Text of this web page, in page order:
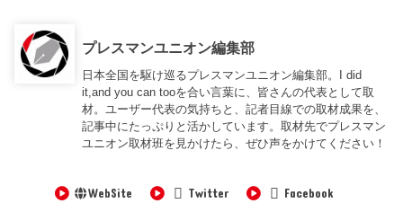
プレスマンユニオン編集部
日本全国を駆け巡るプレスマンユニオン編集部。I did
it,and you can tooを合い言葉に、皆さんの代表として取
材。ユーザー代表の気持ちと、記者目線での取材成果を、
記事中にたっぷりと活かしています。取材先でプレスマン
ユニオン取材班を見かけたら、ぜひ声をかけてください！
WebSite Twitter Facebook